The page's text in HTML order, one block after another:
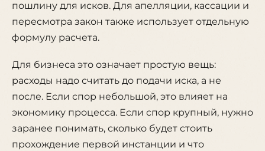
пошлину для исков. Для апелляции, кассации и
пересмотра закон также использует отдельную
формулу расчета.
Для бизнеса это означает простую вещь:
расходы надо считать до подачи иска, а не
после. Если спор небольшой, это влияет на
экономику процесса. Если спор крупный, нужно
заранее понимать, сколько будет стоить
прохождение первой инстанции и что